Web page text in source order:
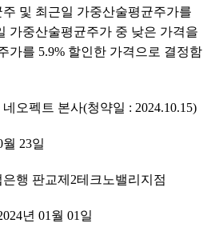
및 최근일 가중산술평균주가를
가중산술평균주가 중 낮은 가격을
가를 5.9% 할인한 가격으로 결정함
오펙트 본사(청약일 : 2024.10.15)
23일
행 판교제2테크노밸리지점
년 01월 01일